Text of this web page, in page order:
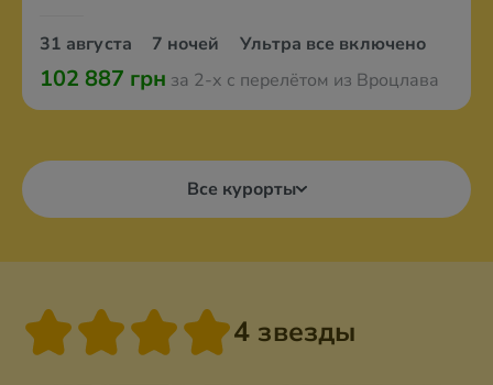
31 августа 7 ночей Ультра все включено
102 887 грн за 2-х с перелётом из Вроцлава
Все курорты
4 звезды